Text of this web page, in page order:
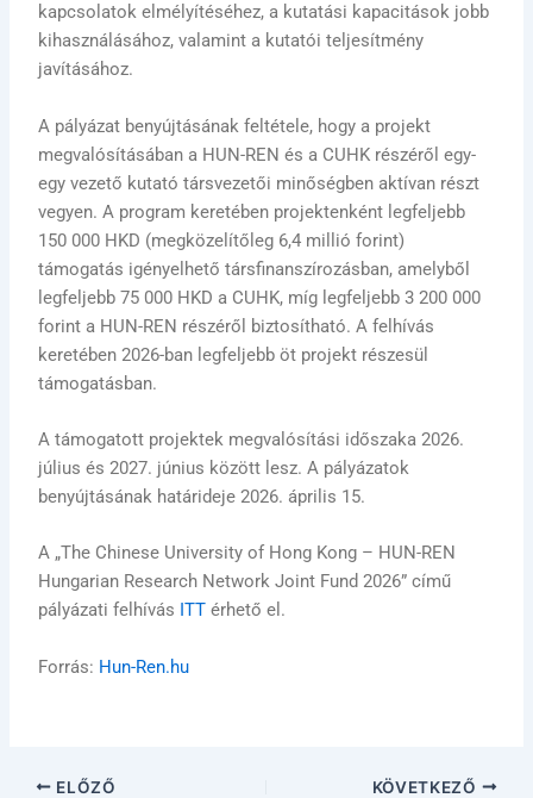
kapcsolatok elmélyítéséhez, a kutatási kapacitások jobb
kihasználásához, valamint a kutatói teljesítmény
javításához.
A pályázat benyújtásának feltétele, hogy a projekt
megvalósításában a HUN-REN és a CUHK részéről egy-
egy vezető kutató társvezetői minőségben aktívan részt
vegyen. A program keretében projektenként legfeljebb
150 000 HKD (megközelítőleg 6,4 millió forint)
támogatás igényelhető társfinanszírozásban, amelyből
legfeljebb 75 000 HKD a CUHK, míg legfeljebb 3 200 000
forint a HUN-REN részéről biztosítható. A felhívás
keretében 2026-ban legfeljebb öt projekt részesül
támogatásban.
A támogatott projektek megvalósítási időszaka 2026.
július és 2027. június között lesz. A pályázatok
benyújtásának határideje 2026. április 15.
A „The Chinese University of Hong Kong – HUN-REN
Hungarian Research Network Joint Fund 2026” című
pályázati felhívás ITT érhető el.
Forrás: Hun-Ren.hu
ELŐZŐ KÖVETKEZŐ